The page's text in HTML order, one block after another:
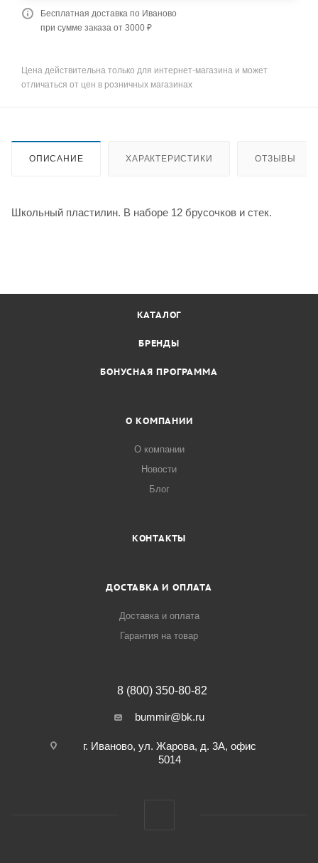
Бесплатная доставка по Иваново
при сумме заказа от 3000 ₽
Цена действительна только для интернет-магазина и может
отличаться от цен в розничных магазинах
ОПИСАНИЕ ХАРАКТЕРИСТИКИ ОТЗЫВЫ
Школьный пластилин. В наборе 12 брусочков и стек.
КАТАЛОГ
БРЕНДЫ
БОНУСНАЯ ПРОГРАММА
О КОМПАНИИ
О компании
Новости
Блог
КОНТАКТЫ
ДОСТАВКА И ОПЛАТА
Доставка и оплата
Гарантия на товар
8 (800) 350-80-82
bummir@bk.ru
г. Иваново, ул. Жарова, д. 3А, офис
5014